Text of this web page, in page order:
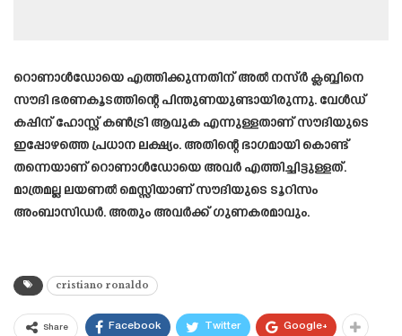
റൊണാൾഡോയെ എത്തിക്കുന്നതിന് അൽ നസ്ർ ക്ലബ്ബിനെ
സൗദി ഭരണകൂടത്തിന്റെ പിന്തുണയുണ്ടായിരുന്നു. വേൾഡ്
കപ്പിന് ഹോസ്റ്റ് കൺട്രി ആവുക എന്നുള്ളതാണ് സൗദിയുടെ
ഇപ്പോഴത്തെ പ്രധാന ലക്ഷ്യം. അതിന്റെ ഭാഗമായി കൊണ്ട്
തന്നെയാണ് റൊണാൾഡോയെ അവർ എത്തിച്ചിട്ടുള്ളത്.
മാത്രമല്ല ലയണൽ മെസ്സിയാണ് സൗദിയുടെ ടൂറിസം
അംബാസിഡർ. അതും അവർക്ക് ഗുണകരമാവും.
cristiano ronaldo
Share Facebook Twitter Google+